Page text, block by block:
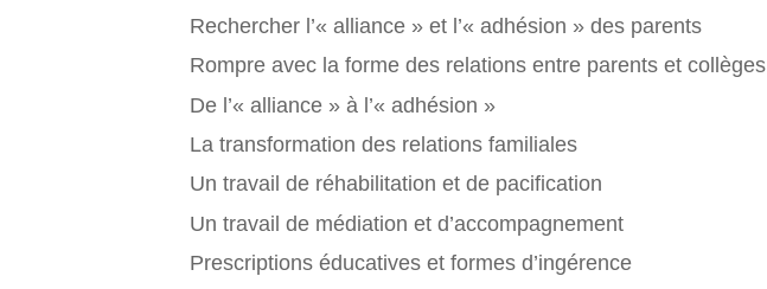
Rechercher l’« alliance » et l’« adhésion » des parents
Rompre avec la forme des relations entre parents et collèges
De l’« alliance » à l’« adhésion »
La transformation des relations familiales
Un travail de réhabilitation et de pacification
Un travail de médiation et d’accompagnement
Prescriptions éducatives et formes d’ingérence